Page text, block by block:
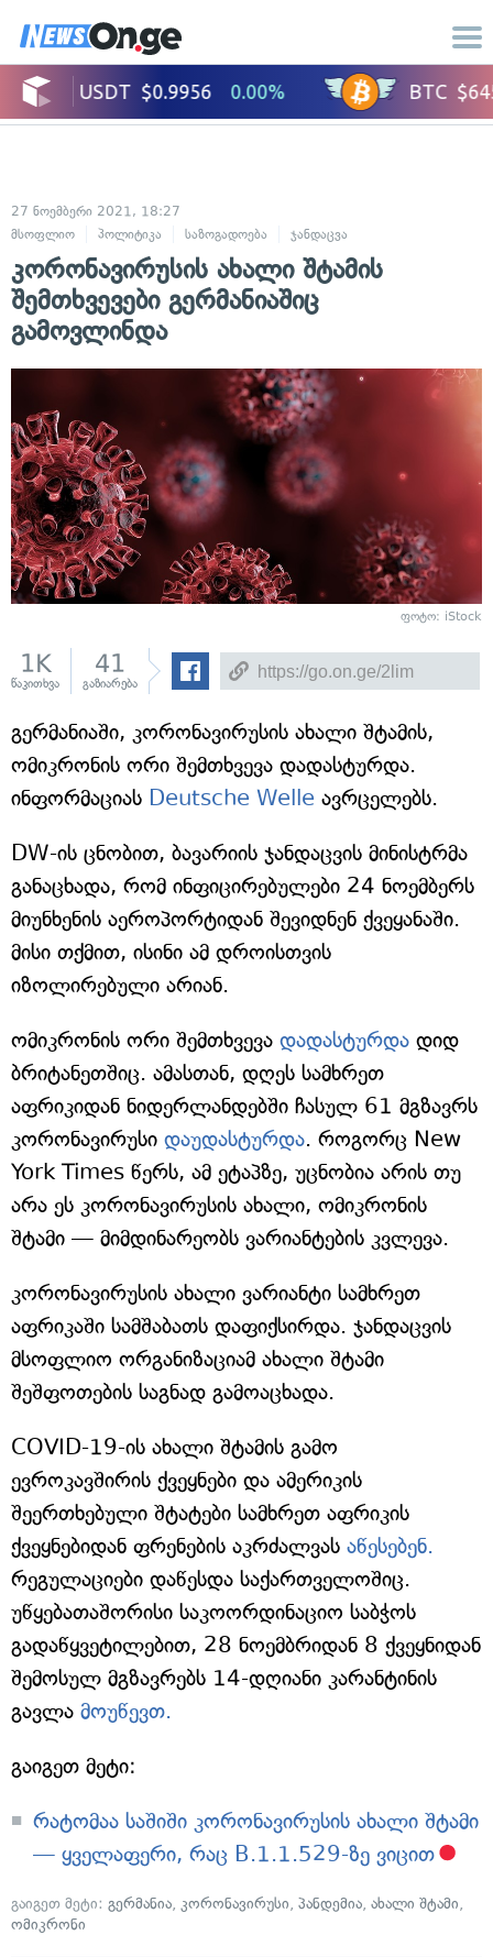
27 ნოემბერი 2021, 18:27
მსოფლიო
პოლიტიკა საზოგადოება ჯანდაცვა
კორონავირუსის ახალი შტამის
შემთხვევები გერმანიაშიც
გამოვლინდა
ფოტო: iStock
1K
წაკითხვა
41
გაზიარება
გერმანიაში, კორონავირუსის ახალი შტამის,
ომიკრონის ორი შემთხვევა დადასტურდა.
ინფორმაციას Deutsche Welle ავრცელებს.
DW-ის ცნობით, ბავარიის ჯანდაცვის მინისტრმა
განაცხადა, რომ ინფიცირებულები 24 ნოემბერს
მიუნხენის აეროპორტიდან შევიდნენ ქვეყანაში.
მისი თქმით, ისინი ამ დროისთვის
იზოლირებული არიან.
ომიკრონის ორი შემთხვევა დადასტურდა დიდ
ბრიტანეთშიც. ამასთან, დღეს სამხრეთ
აფრიკიდან ნიდერლანდებში ჩასულ 61 მგზავრს
კორონავირუსი დაუდასტურდა. როგორც New
York Times წერს, ამ ეტაპზე, უცნობია არის თუ
არა ეს კორონავირუსის ახალი, ომიკრონის
შტამი — მიმდინარეობს ვარიანტების კვლევა.
კორონავირუსის ახალი ვარიანტი სამხრეთ
აფრიკაში სამშაბათს დაფიქსირდა. ჯანდაცვის
მსოფლიო ორგანიზაციამ ახალი შტამი
შეშფოთების საგნად გამოაცხადა.
COVID-19-ის ახალი შტამის გამო
ევროკავშირის ქვეყნები და ამერიკის
შეერთხებული შტატები სამხრეთ აფრიკის
ქვეყნებიდან ფრენების აკრძალვას აწესებენ.
რეგულაციები დაწესდა საქართველოშიც.
უწყებათაშორისი საკოორდინაციო საბჭოს
გადაწყვეტილებით, 28 ნოემბრიდან 8 ქვეყნიდან
შემოსულ მგზავრებს 14-დღიანი კარანტინის
გავლა მოუწევთ.
გაიგეთ მეტი:
რატომაა საშიში კორონავირუსის ახალი შტამი
— ყველაფერი, რაც B.1.1.529-ზე ვიცით
გაიგეთ მეტი: გერმანია, კორონავირუსი, პანდემია, ახალი შტამი,
ომიკრონი